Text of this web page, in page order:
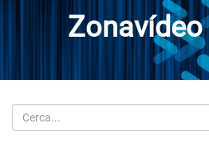
Zonavídeo
Cerca